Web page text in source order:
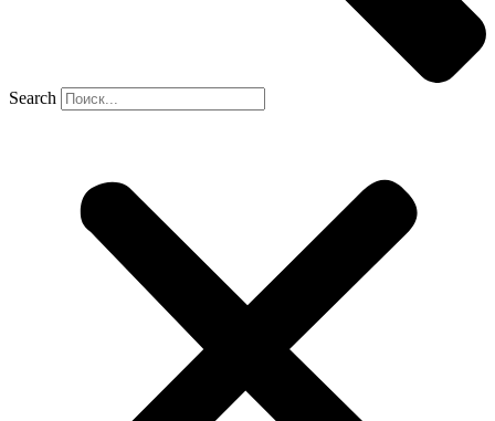
Search